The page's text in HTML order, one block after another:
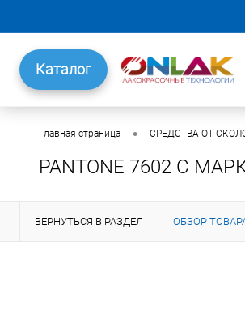
Каталог
Главная страница • СРЕДСТВА ОТ
PANTONE 7602 C
ВЕРНУТЬСЯ В РАЗДЕЛ ОБЗОР